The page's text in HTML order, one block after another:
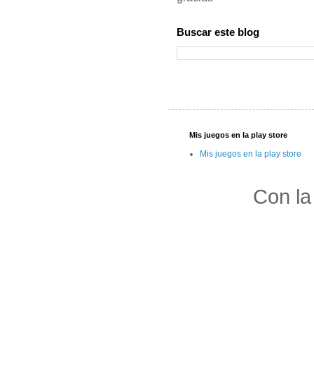
Buscar este blog
Mis juegos en la play store
Mis juegos en la play store
Con